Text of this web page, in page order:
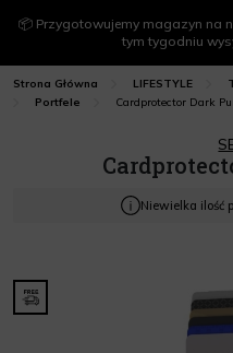
📦 Przygotowujemy magazyn na
tym tygodniu
Strona Główna LIFESTYLE
Portfele
Cardprotector Dark
Niewielka ilość